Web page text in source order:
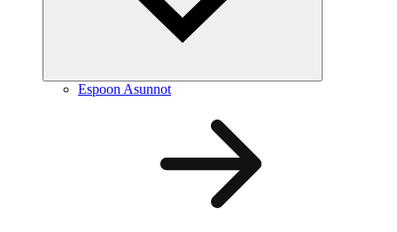
Espoon Asunnot